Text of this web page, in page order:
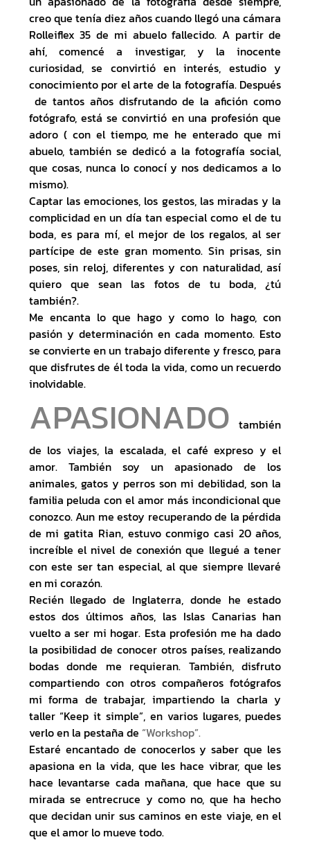
creo que tenía diez años cuando llegó una cámara
Rolleiflex 35 de mi abuelo fallecido. A partir de
ahí, comencé a investigar, y la inocente
curiosidad, se convirtió en interés, estudio y
conocimiento por el arte de la fotografía. Después
de tantos años disfrutando de la afición como
fotógrafo, está se convirtió en una profesión que
adoro ( con el tiempo, me he enterado que mi
abuelo, también se dedicó a la fotografía social,
que cosas, nunca lo conocí y nos dedicamos a lo
mismo).
Captar las emociones, los gestos, las miradas y la
complicidad en un día tan especial como el de tu
boda, es para mí, el mejor de los regalos, al ser
partícipe de este gran momento. Sin prisas, sin
poses, sin reloj, diferentes y con naturalidad, así
quiero que sean las fotos de tu boda, ¿tú
también?.
Me encanta lo que hago y como lo hago, con
pasión y determinación en cada momento. Esto
se convierte en un trabajo diferente y fresco, para
que disfrutes de él toda la vida, como un recuerdo
inolvidable.
APASIONADOtambién
de los viajes, la escalada, el café expreso y el
amor. También soy un apasionado de los
animales, gatos y perros son mi debilidad, son la
familia peluda con el amor más incondicional que
conozco. Aun me estoy recuperando de la pérdida
de mi gatita Rian, estuvo conmigo casi 20 años,
increíble el nivel de conexión que llegué a tener
con este ser tan especial, al que siempre llevaré
en mi corazón.
Recién llegado de Inglaterra, donde he estado
estos dos últimos años, las Islas Canarias han
vuelto a ser mi hogar. Esta profesión me ha dado
la posibilidad de conocer otros países, realizando
bodas donde me requieran. También, disfruto
compartiendo con otros compañeros fotógrafos
mi forma de trabajar, impartiendo la charla y
taller “Keep it simple”, en varios lugares, puedes
verlo en la pestaña de “Workshop”.
Estaré encantado de conocerlos y saber que les
apasiona en la vida, que les hace vibrar, que les
hace levantarse cada mañana, que hace que su
mirada se entrecruce y como no, que ha hecho
que decidan unir sus caminos en este viaje, en el
que el amor lo mueve todo.